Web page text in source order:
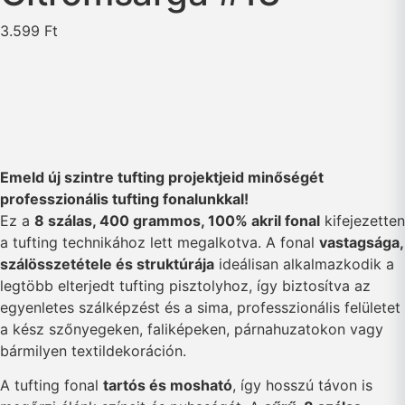
3.599 Ft
Emeld új szintre tufting projektjeid minőségét
professzionális tufting fonalunkkal!
Ez a 8 szálas, 400 grammos, 100% akril fonal kifejezetten
a tufting technikához lett megalkotva. A fonal vastagsága,
szálösszetétele és struktúrája ideálisan alkalmazkodik a
legtöbb elterjedt tufting pisztolyhoz, így biztosítva az
egyenletes szálképzést és a sima, professzionális felületet
a kész szőnyegeken, faliképeken, párnahuzatokon vagy
bármilyen textildekoráción.
A tufting fonal tartós és mosható, így hosszú távon is